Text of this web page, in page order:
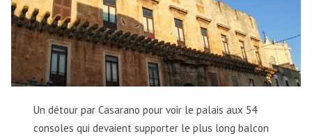
Un détour par Casarano pour voir le palais aux 54
consoles qui devaient supporter le plus long balcon